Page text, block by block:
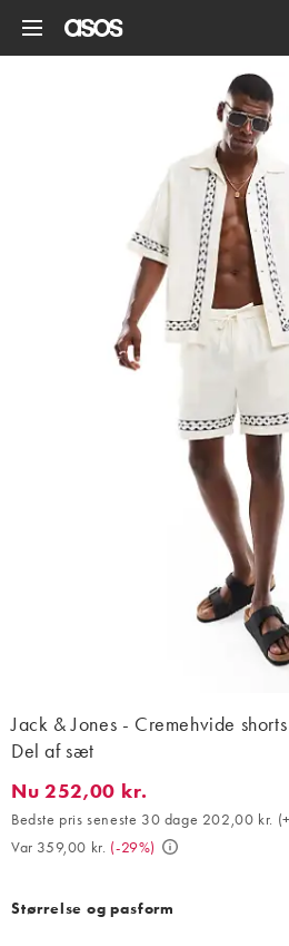
Jack & Jones - Cremehvide
Del af sæt
Nu 252,00 kr.. Bedste pris seneste
Nu 252,00 kr.
Bedste pris seneste 30 dage 202,00 kr. (
Var 359,00 kr. (-29%)
Størrelse og pasform